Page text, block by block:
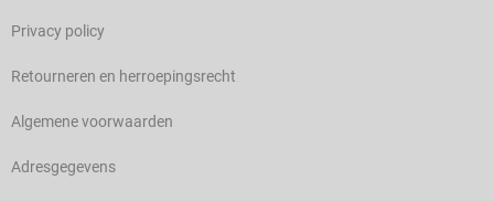
Privacy policy
Retourneren en herroepingsrecht
Algemene voorwaarden
Adresgegevens